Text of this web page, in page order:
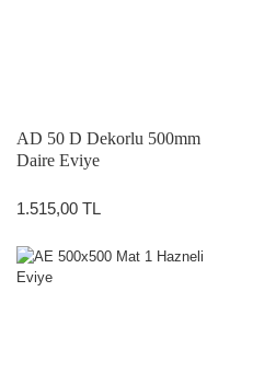
AD 50 D Dekorlu 500mm
Daire Eviye
1.515,00 TL